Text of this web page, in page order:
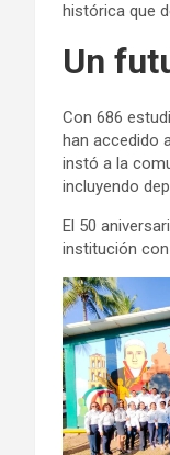
histórica que
Un
Con 686
han accedido
instó a la
incluyendo
El 50
institución